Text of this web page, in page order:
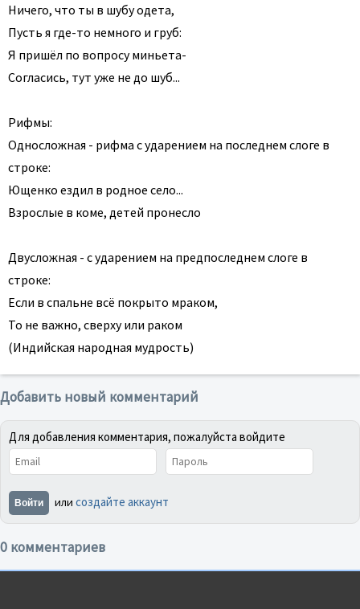
Ничего, что ты в шубу одета,
Пусть я где-то немного и груб:
Я пришёл по вопросу миньета-
Согласись, тут уже не до шуб...
Рифмы:
Односложная - рифма с ударением на последнем слоге в
строке:
Ющенко ездил в родное село...
Взрослые в коме, детей пронесло
Двусложная - с ударением на предпоследнем слоге в
строке:
Если в спальне всё покрыто мраком,
То не важно, сверху или раком
(Индийская народная мудрость)
Добавить новый комментарий
Для добавления комментария, пожалуйста войдите
Войти или создайте аккаунт
0 комментариев